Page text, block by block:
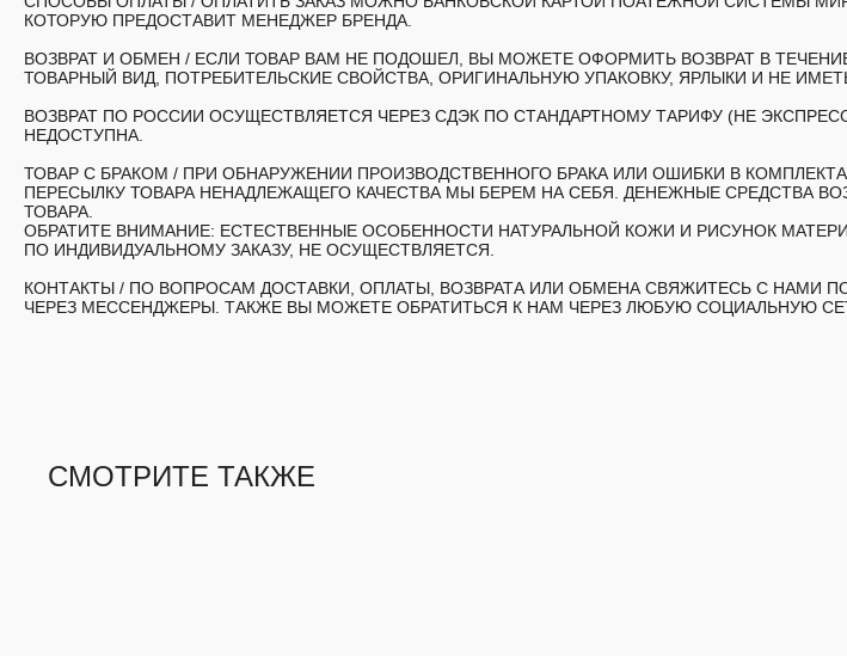
КОТОРУЮ ПРЕДОСТАВИТ МЕНЕДЖЕР БРЕНДА.
ВОЗВРАТ И ОБМЕН / ЕСЛИ ТОВАР ВАМ НЕ ПОДОШЕЛ, ВЫ МОЖЕТЕ ОФОРМИТЬ ВОЗВРАТ В
ТОВАРНЫЙ ВИД, ПОТРЕБИТЕЛЬСКИЕ СВОЙСТВА, ОРИГИНАЛЬНУЮ УПАКОВКУ, ЯРЛЫКИ И НЕ
ВОЗВРАТ ПО РОССИИ ОСУЩЕСТВЛЯЕТСЯ ЧЕРЕЗ СДЭК ПО СТАНДАРТНОМУ ТАРИФУ (НЕ
НЕДОСТУПНА.
ТОВАР С БРАКОМ / ПРИ ОБНАРУЖЕНИИ ПРОИЗВОДСТВЕННОГО БРАКА ИЛИ ОШИБКИ В
ПЕРЕСЫЛКУ ТОВАРА НЕНАДЛЕЖАЩЕГО КАЧЕСТВА МЫ БЕРЕМ НА СЕБЯ. ДЕНЕЖНЫЕ СРЕДСТВА
ТОВАРА.
ОБРАТИТЕ ВНИМАНИЕ: ЕСТЕСТВЕННЫЕ ОСОБЕННОСТИ НАТУРАЛЬНОЙ КОЖИ И РИСУНОК
ПО ИНДИВИДУАЛЬНОМУ ЗАКАЗУ, НЕ ОСУЩЕСТВЛЯЕТСЯ.
КОНТАКТЫ / ПО ВОПРОСАМ ДОСТАВКИ, ОПЛАТЫ, ВОЗВРАТА ИЛИ ОБМЕНА СВЯЖИТЕСЬ С НАМИ
ЧЕРЕЗ МЕССЕНДЖЕРЫ. ТАКЖЕ ВЫ МОЖЕТЕ ОБРАТИТЬСЯ К НАМ ЧЕРЕЗ ЛЮБУЮ СОЦИАЛЬНУЮ
СМОТРИТЕ ТАКЖЕ